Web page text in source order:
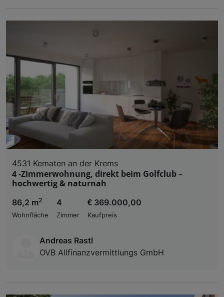
4531 Kematen an der Krems
4 -Zimmerwohnung, direkt beim Golfclub –
hochwertig & naturnah
86,2 m2
Wohnfläche
4
Zimmer
€ 369.000,00
Kaufpreis
Andreas Rastl
OVB Allfinanzvermittlungs GmbH